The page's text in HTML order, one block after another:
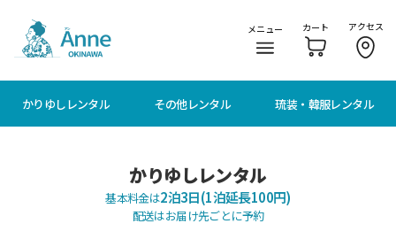
メニュー カート アクセス
かりゆしレンタル その他レンタル 琉装・韓服レンタル
かりゆしレンタル
基本料金は2泊3日(1泊延長100円)
配送はお届け先ごとに予約